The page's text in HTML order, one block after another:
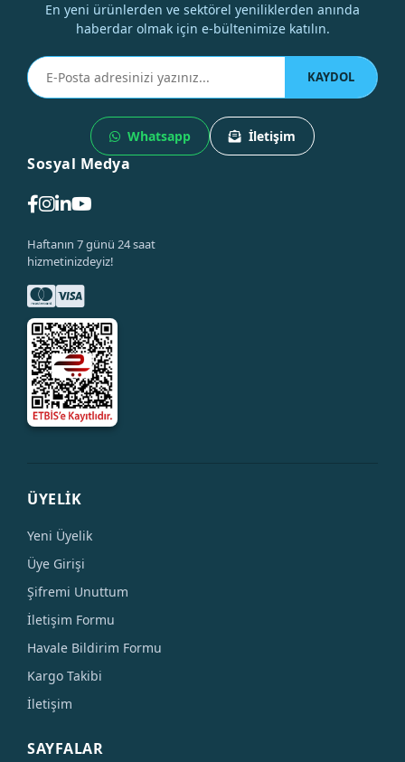
En yeni ürünlerden ve sektörel yeniliklerden anında
haberdar olmak için e-bültenimize katılın.
KAYDOL
Whatsapp İletişim
Sosyal Medya
Haftanın 7 günü 24 saat
hizmetinizdeyiz!
ÜYELİK
Yeni Üyelik
Üye Girişi
Şifremi Unuttum
İletişim Formu
Havale Bildirim Formu
Kargo Takibi
İletişim
SAYFALAR